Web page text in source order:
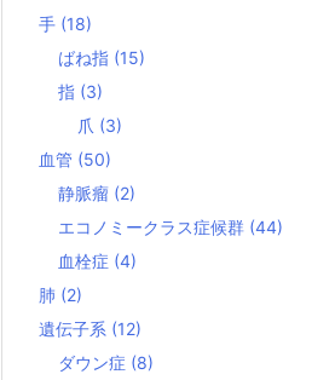
手 (18)
ばね指 (15)
指 (3)
爪 (3)
血管 (50)
静脈瘤 (2)
エコノミークラス症候群 (44)
血栓症 (4)
肺 (2)
遺伝子系 (12)
ダウン症 (8)